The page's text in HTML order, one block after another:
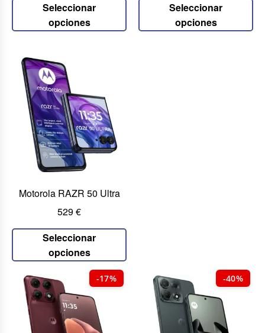
Seleccionar
opciones
Seleccionar
opciones
Motorola RAZR 50 Ultra
529€
Seleccionar
opciones
-17% -40%